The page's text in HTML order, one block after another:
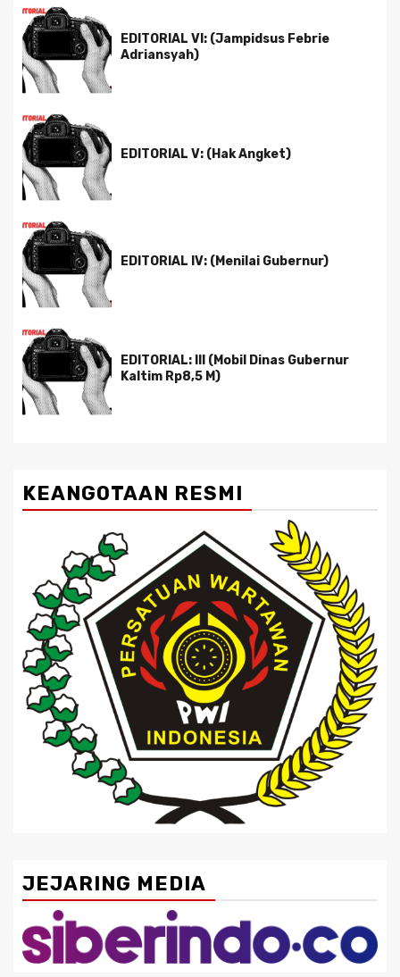
EDITORIAL VI: (Jampidsus Febrie
Adriansyah)
EDITORIAL V: (Hak Angket)
EDITORIAL IV: (Menilai Gubernur)
EDITORIAL: III (Mobil Dinas Gubernur
Kaltim Rp8,5 M)
KEANGOTAAN RESMI
JEJARING MEDIA